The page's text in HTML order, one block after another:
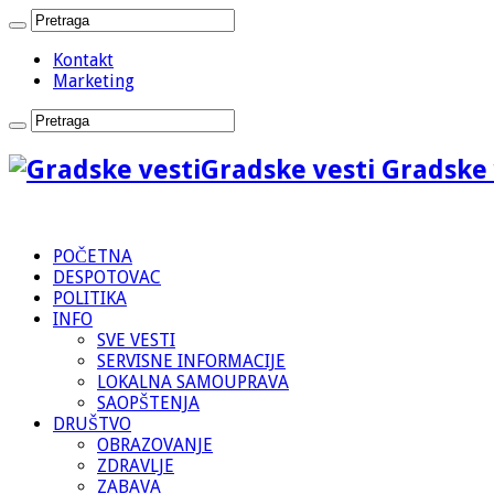
Kontakt
Marketing
Gradske vesti
POČETNA
DESPOTOVAC
POLITIKA
INFO
SVE VESTI
SERVISNE INFORMACIJE
LOKALNA SAMOUPRAVA
SAOPŠTENJA
DRUŠTVO
OBRAZOVANJE
ZDRAVLJE
ZABAVA